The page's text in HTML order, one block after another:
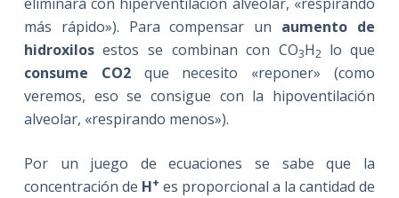
más rápido»). Para compensar un aumento de
hidroxilosestos se combinan con CO3H2 lo que
consume CO2que necesito «reponer» (como
veremos, eso se consigue con la hipoventilación
alveolar, «respirando menos»).
Por un juego de ecuaciones se sabe que la
concentración de H+ es proporcional a la cantidad de